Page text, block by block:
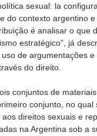
sexual: la
do contexto argentino
é analisar o que
estratégico”, já
de argumentações
do direito.
conjuntos de
conjunto, no
direitos sexuais e
na Argentina sob a